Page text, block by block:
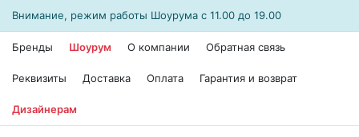
Внимание, режим работы Шоурума с 11.00 до 19.00
Бренды Шоурум О компании Обратная связь
Реквизиты Доставка Оплата Гарантия и возврат
Дизайнерам